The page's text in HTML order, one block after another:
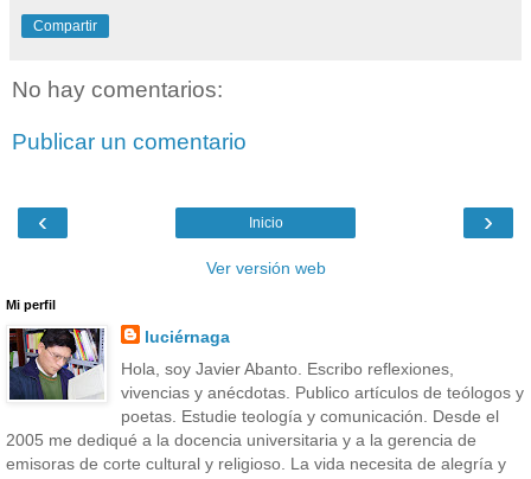
Compartir
No hay comentarios:
Publicar un comentario
‹ ›
Inicio
Ver versión web
Mi perfil
luciérnaga
Hola, soy Javier Abanto. Escribo reflexiones,
vivencias y anécdotas. Publico artículos de teólogos y
poetas. Estudie teología y comunicación. Desde el
2005 me dediqué a la docencia universitaria y a la gerencia de
emisoras de corte cultural y religioso. La vida necesita de alegría y